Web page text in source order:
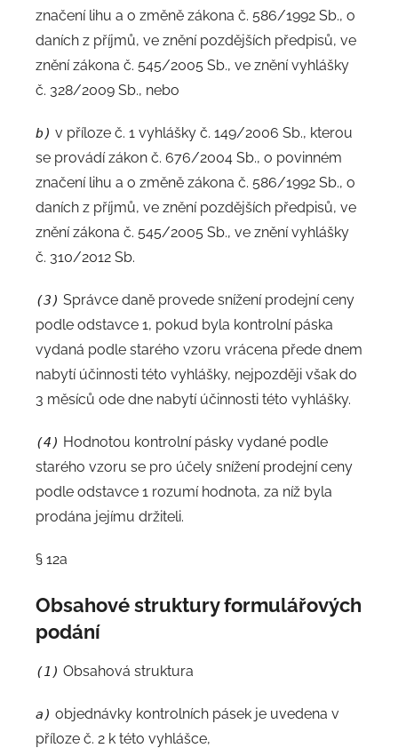
značení lihu a o změně zákona č. 586/1992 Sb., o
daních z příjmů, ve znění pozdějších předpisů, ve
znění zákona č. 545/2005 Sb., ve znění vyhlášky
č. 328/2009 Sb., nebo
b) v příloze č. 1 vyhlášky č. 149/2006 Sb., kterou
se provádí zákon č. 676/2004 Sb., o povinném
značení lihu a o změně zákona č. 586/1992 Sb., o
daních z příjmů, ve znění pozdějších předpisů, ve
znění zákona č. 545/2005 Sb., ve znění vyhlášky
č. 310/2012 Sb.
(3) Správce daně provede snížení prodejní ceny
podle odstavce 1, pokud byla kontrolní páska
vydaná podle starého vzoru vrácena přede dnem
nabytí účinnosti této vyhlášky, nejpozději však do
3 měsíců ode dne nabytí účinnosti této vyhlášky.
(4) Hodnotou kontrolní pásky vydané podle
starého vzoru se pro účely snížení prodejní ceny
podle odstavce 1 rozumí hodnota, za níž byla
prodána jejímu držiteli.
§ 12a
Obsahové struktury formulářových
podání
(1) Obsahová struktura
a) objednávky kontrolních pásek je uvedena v
příloze č. 2 k této vyhlášce,